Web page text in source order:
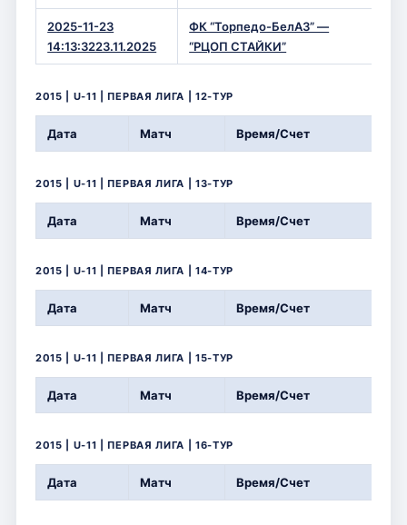
2025-11-23
14:13:3223.11.2025
ФК “Торпедо-БелАЗ” —
“РЦОП СТАЙКИ”
2015 | U-11 | ПЕРВАЯ ЛИГА | 12-ТУР
Дата Матч Время/Счет
2015 | U-11 | ПЕРВАЯ ЛИГА | 13-ТУР
Дата Матч Время/Счет
2015 | U-11 | ПЕРВАЯ ЛИГА | 14-ТУР
Дата Матч Время/Счет
2015 | U-11 | ПЕРВАЯ ЛИГА | 15-ТУР
Дата Матч Время/Счет
2015 | U-11 | ПЕРВАЯ ЛИГА | 16-ТУР
Дата Матч Время/Счет